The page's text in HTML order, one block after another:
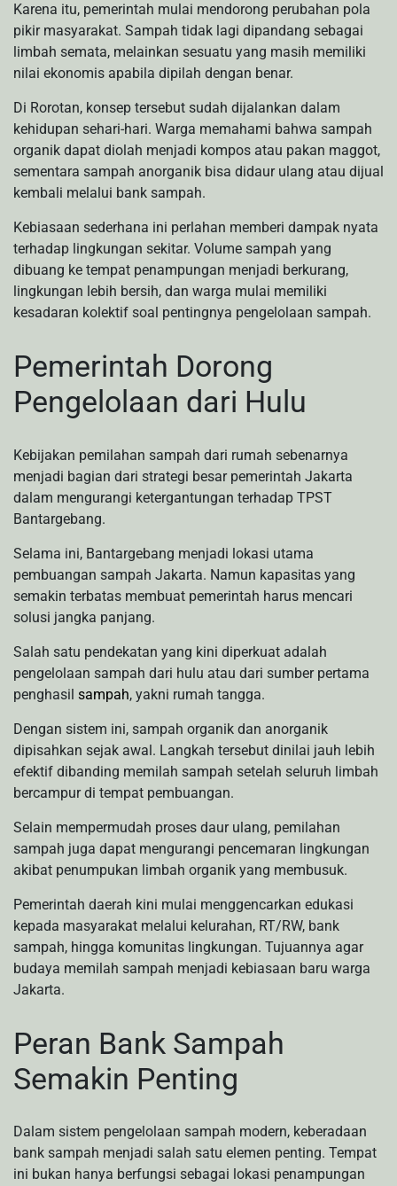
Karena itu, pemerintah mulai mendorong perubahan pola
pikir masyarakat. Sampah tidak lagi dipandang sebagai
limbah semata, melainkan sesuatu yang masih memiliki
nilai ekonomis apabila dipilah dengan benar.
Di Rorotan, konsep tersebut sudah dijalankan dalam
kehidupan sehari-hari. Warga memahami bahwa sampah
organik dapat diolah menjadi kompos atau pakan maggot,
sementara sampah anorganik bisa didaur ulang atau dijual
kembali melalui bank sampah.
Kebiasaan sederhana ini perlahan memberi dampak nyata
terhadap lingkungan sekitar. Volume sampah yang
dibuang ke tempat penampungan menjadi berkurang,
lingkungan lebih bersih, dan warga mulai memiliki
kesadaran kolektif soal pentingnya pengelolaan sampah.
Pemerintah Dorong
Pengelolaan dari Hulu
Kebijakan pemilahan sampah dari rumah sebenarnya
menjadi bagian dari strategi besar pemerintah Jakarta
dalam mengurangi ketergantungan terhadap TPST
Bantargebang.
Selama ini, Bantargebang menjadi lokasi utama
pembuangan sampah Jakarta. Namun kapasitas yang
semakin terbatas membuat pemerintah harus mencari
solusi jangka panjang.
Salah satu pendekatan yang kini diperkuat adalah
pengelolaan sampah dari hulu atau dari sumber pertama
penghasil sampah, yakni rumah tangga.
Dengan sistem ini, sampah organik dan anorganik
dipisahkan sejak awal. Langkah tersebut dinilai jauh lebih
efektif dibanding memilah sampah setelah seluruh limbah
bercampur di tempat pembuangan.
Selain mempermudah proses daur ulang, pemilahan
sampah juga dapat mengurangi pencemaran lingkungan
akibat penumpukan limbah organik yang membusuk.
Pemerintah daerah kini mulai menggencarkan edukasi
kepada masyarakat melalui kelurahan, RT/RW, bank
sampah, hingga komunitas lingkungan. Tujuannya agar
budaya memilah sampah menjadi kebiasaan baru warga
Jakarta.
Peran Bank Sampah
Semakin Penting
Dalam sistem pengelolaan sampah modern, keberadaan
bank sampah menjadi salah satu elemen penting. Tempat
ini bukan hanya berfungsi sebagai lokasi penampungan